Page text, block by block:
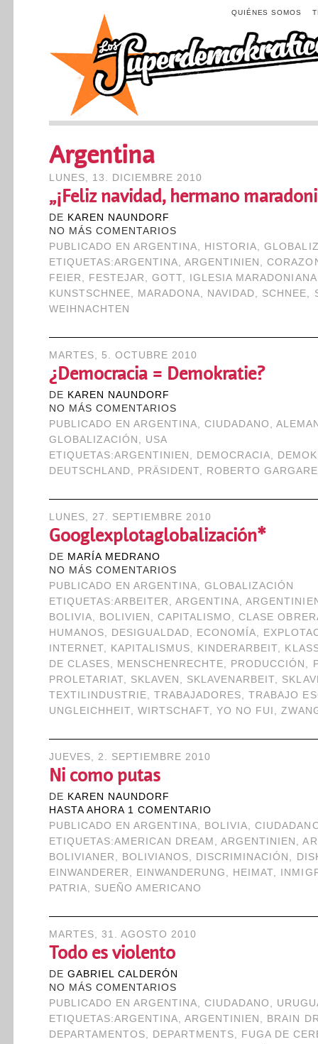
QUIÉNES SOMOS
Argentina
LUNES, 13. DICIEMBRE 2010
„¡Feliz navidad, hermano
DE KAREN NAUNDORF
NO MÁS COMENTARIOS
PUBLICADO EN ARGENTINA, HISTORIA,
ETIQUETAS:ARGENTINA,ARGENTINIEN ,
FEIER , FESTEJAR , GOTT, IGLESIA MARADONIANA
KUNSTSCHNEE, MARADONA, NAVIDAD, SCHNEE,
WEIHNACHTEN
MARTES, 5. OCTUBRE 2010
¿Democracia = Demokratie?
DE KAREN NAUNDORF
NO MÁS COMENTARIOS
PUBLICADO EN ARGENTINA,CIUDADANO ,
GLOBALIZACIÓN , USA
ETIQUETAS:ARGENTINIEN , DEMOCRACIA,
DEUTSCHLAND, PRÄSIDENT, ROBERTO
LUNES, 27. SEPTIEMBRE 2010
Googlexplotaglobalización*
DE MARÍA MEDRANO
NO MÁS COMENTARIOS
PUBLICADO EN ARGENTINA,GLOBALIZACIÓN
ETIQUETAS:ARBEITER ,ARGENTINA,
BOLIVIA, BOLIVIEN , CAPITALISMO ,CLASE
HUMANOS, DESIGUALDAD, ECONOMÍA,
INTERNET, KAPITALISMUS, KINDERARBEIT,
DE CLASES, MENSCHENRECHTE, PRODUCCIÓN ,
PROLETARIAT, SKLAVEN , SKLAVENARBEIT,
TEXTILINDUSTRIE, TRABAJADORES,TRABAJO
UNGLEICHHEIT, WIRTSCHAFT,YO NO FUI ,
JUEVES, 2. SEPTIEMBRE 2010
Ni como putas
DE KAREN NAUNDORF
HASTA AHORA 1 COMENTARIO
PUBLICADO EN ARGENTINA, BOLIVIA,
ETIQUETAS:AMERICAN DREAM ,ARGENTINIEN ,
BOLIVIANER , BOLIVIANOS, DISCRIMINACIÓN ,
EINWANDERER , EINWANDERUNG , HEIMAT,
PATRIA, SUEÑO AMERICANO
MARTES, 31. AGOSTO 2010
Todo es violento
DE GABRIEL CALDERÓN
NO MÁS COMENTARIOS
PUBLICADO EN ARGENTINA,CIUDADANO ,
ETIQUETAS:ARGENTINA,ARGENTINIEN , BRAIN
DEPARTAMENTOS, DEPARTMENTS, FUGA DE